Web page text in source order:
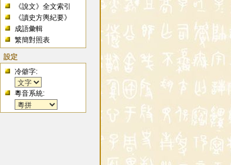
《說文》全文索引
《讀史方輿紀要》
成語彙輯
繁簡對照表
設定
冷僻字:
粵音系統: